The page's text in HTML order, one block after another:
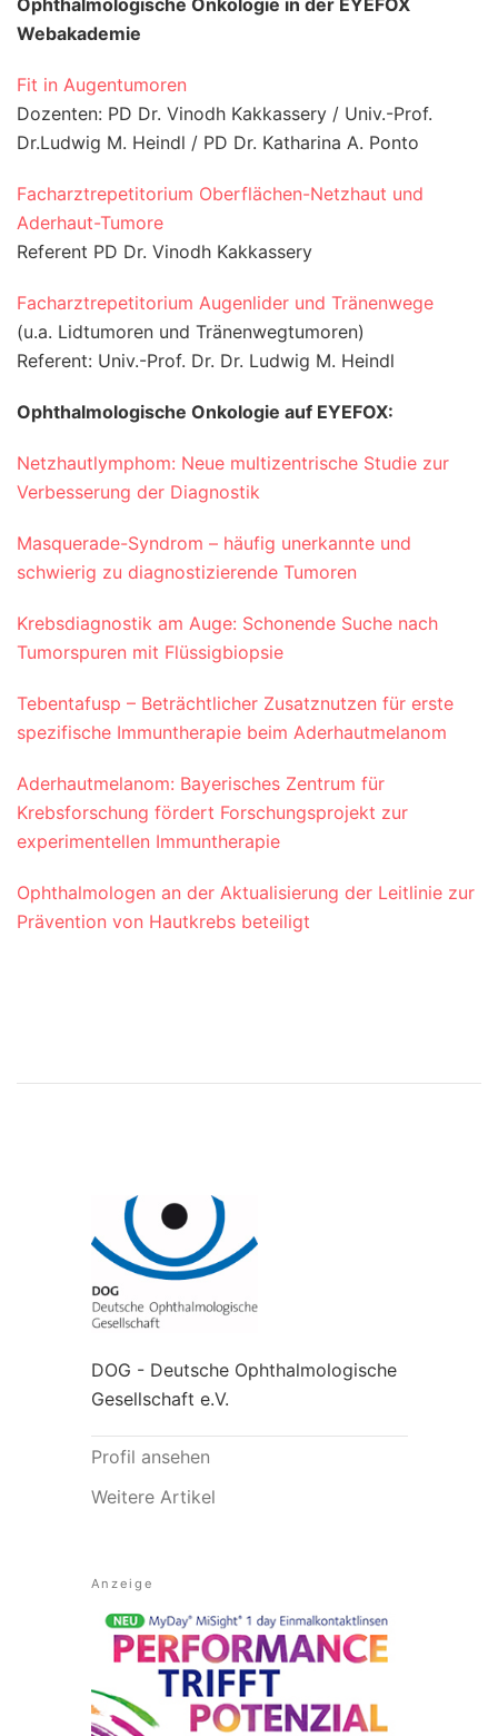
Webakademie
Fit in Augentumoren
Dozenten: PD Dr. Vinodh Kakkassery / Univ.-Prof.
Dr.Ludwig M. Heindl / PD Dr. Katharina A. Ponto
Facharztrepetitorium Oberflächen-Netzhaut und
Aderhaut-Tumore
Referent PD Dr. Vinodh Kakkassery
Facharztrepetitorium Augenlider und Tränenwege
(u.a. Lidtumoren und Tränenwegtumoren)
Referent: Univ.-Prof. Dr. Dr. Ludwig M. Heindl
Ophthalmologische Onkologie auf EYEFOX:
Netzhautlymphom: Neue multizentrische Studie zur
Verbesserung der Diagnostik
Masquerade-Syndrom – häufig unerkannte und
schwierig zu diagnostizierende Tumoren
Krebsdiagnostik am Auge: Schonende Suche nach
Tumorspuren mit Flüssigbiopsie
Tebentafusp – Beträchtlicher Zusatznutzen für erste
spezifische Immuntherapie beim Aderhautmelanom
Aderhautmelanom: Bayerisches Zentrum für
Krebsforschung fördert Forschungsprojekt zur
experimentellen Immuntherapie
Ophthalmologen an der Aktualisierung der Leitlinie zur
Prävention von Hautkrebs beteiligt
DOG - Deutsche Ophthalmologische
Gesellschaft e.V.
Profil ansehen
Weitere Artikel